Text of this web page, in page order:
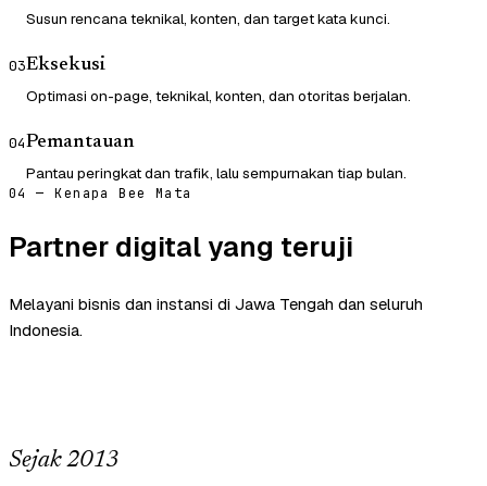
Susun rencana teknikal, konten, dan target kata kunci.
03Eksekusi
Optimasi on-page, teknikal, konten, dan otoritas berjalan.
04Pemantauan
Pantau peringkat dan trafik, lalu sempurnakan tiap bulan.
04 — Kenapa Bee Mata
Partner digital yang teruji
Melayani bisnis dan instansi di Jawa Tengah dan seluruh
Indonesia.
Sejak 2013